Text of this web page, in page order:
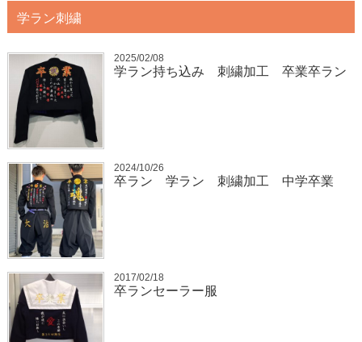
学ラン刺繍
2025/02/08
学ラン持ち込み 刺繍加工 卒業卒ラン
2024/10/26
卒ラン 学ラン 刺繍加工 中学卒業
2017/02/18
卒ランセーラー服